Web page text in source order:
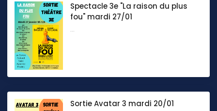
Spectacle 3e "La raison du plus
fou" mardi 27/01
...
Sortie Avatar 3 mardi 20/01